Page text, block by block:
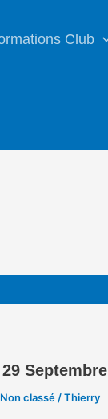
Club
Septembre
Non classé/Thierry